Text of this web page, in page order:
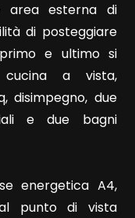
area esterna di
di posteggiare
e ultimo si
a vista,
disimpegno, due
e due bagni
energetica A4,
punto di vista